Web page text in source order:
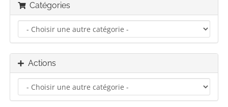
Catégories
Actions